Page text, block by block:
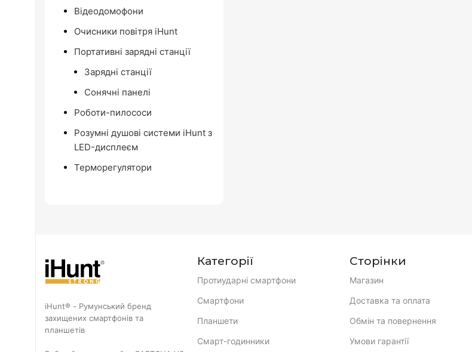
Відеодомофони
Очисники повітря iHunt
Портативні зарядні станції
Зарядні станції
Сонячні панелі
Роботи-пилососи
Розумні душові системи iHunt з
LED-дисплеєм
Терморегулятори
iHunt® - Румунський бренд
захищених смартфонів та
планшетів
Категорії
Протиударні смартфони
Смартфони
Планшети
Смарт-годинники
Сторінки
Магазин
Доставка та оплата
Обмін та повернення
Умови гарантії